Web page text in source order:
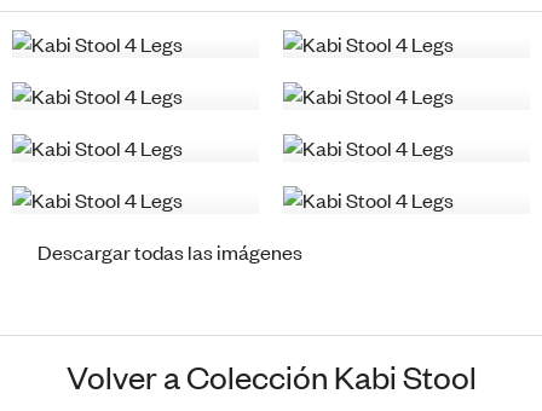
Descargar todas las imágenes
Volver a Colección Kabi Stool